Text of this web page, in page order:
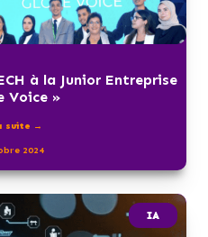
à la Junior Entreprise
Voice »
suite →
2024
IA